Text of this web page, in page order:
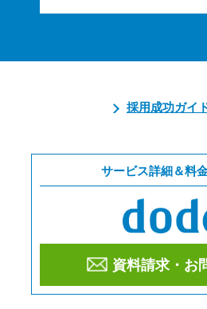
採用成功ガイ
サービス詳細＆料
資料請求・お